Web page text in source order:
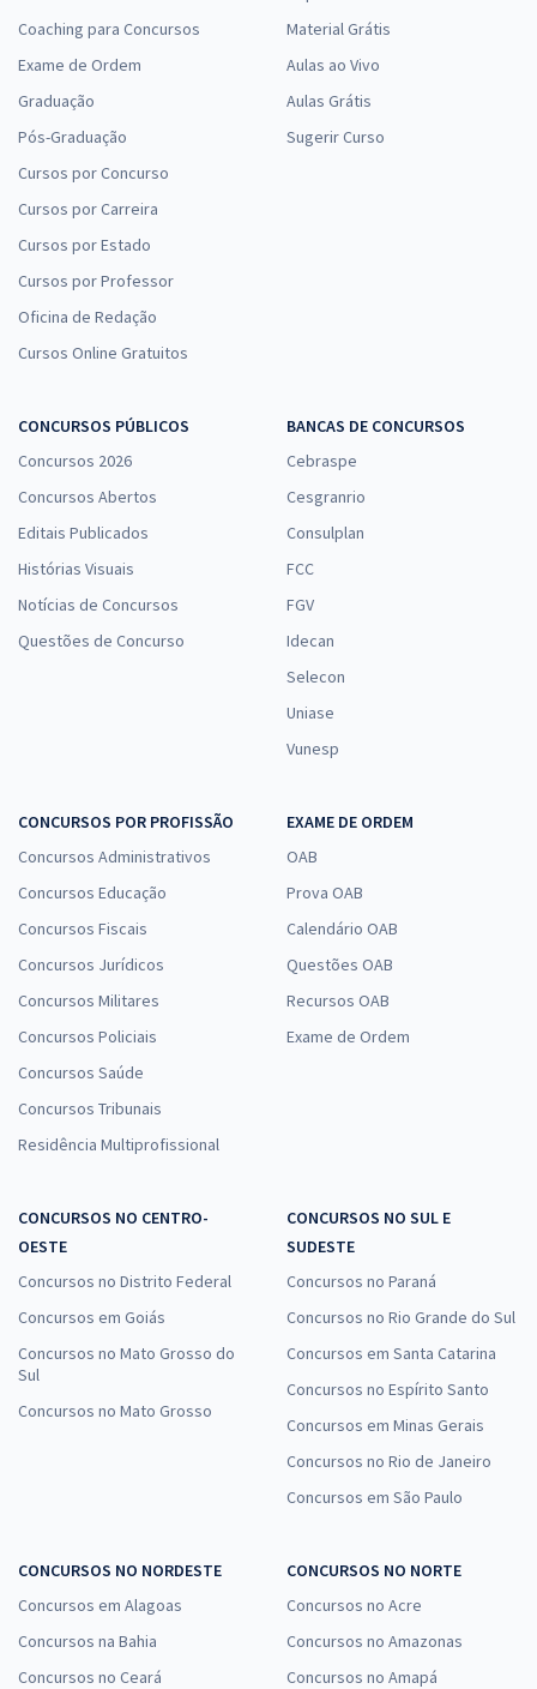
Coaching para Concursos
Exame de Ordem
Graduação
Pós-Graduação
Cursos por Concurso
Cursos por Carreira
Cursos por Estado
Cursos por Professor
Oficina de Redação
Cursos Online Gratuitos
Material Grátis
Aulas ao Vivo
Aulas Grátis
Sugerir Curso
CONCURSOS PÚBLICOS
Concursos 2026
Concursos Abertos
Editais Publicados
Histórias Visuais
Notícias de Concursos
Questões de Concurso
BANCAS DE CONCURSOS
Cebraspe
Cesgranrio
Consulplan
FCC
FGV
Idecan
Selecon
Uniase
Vunesp
CONCURSOS POR PROFISSÃO
Concursos Administrativos
Concursos Educação
Concursos Fiscais
Concursos Jurídicos
Concursos Militares
Concursos Policiais
Concursos Saúde
Concursos Tribunais
Residência Multiprofissional
EXAME DE ORDEM
OAB
Prova OAB
Calendário OAB
Questões OAB
Recursos OAB
Exame de Ordem
CONCURSOS NO CENTRO-
OESTE
Concursos no Distrito Federal
Concursos em Goiás
Concursos no Mato Grosso do
Sul
Concursos no Mato Grosso
CONCURSOS NO SUL E
SUDESTE
Concursos no Paraná
Concursos no Rio Grande do Sul
Concursos em Santa Catarina
Concursos no Espírito Santo
Concursos em Minas Gerais
Concursos no Rio de Janeiro
Concursos em São Paulo
CONCURSOS NO NORDESTE
Concursos em Alagoas
Concursos na Bahia
Concursos no Ceará
CONCURSOS NO NORTE
Concursos no Acre
Concursos no Amazonas
Concursos no Amapá